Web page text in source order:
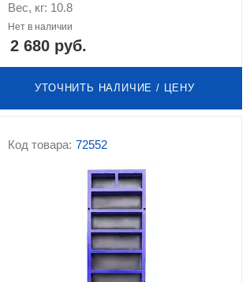
Вес, кг: 10.8
Нет в наличии
2 680 руб.
УТОЧНИТЬ НАЛИЧИЕ / ЦЕНУ
Код товара: 72552